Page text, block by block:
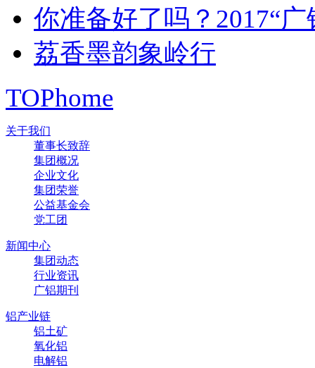
你准备好了吗？2017“
荔香墨韵象岭行
TOPhome
关于我们
董事长致辞
集团概况
企业文化
集团荣誉
公益基金会
党工团
新闻中心
集团动态
行业资讯
广铝期刊
铝产业链
铝土矿
氧化铝
电解铝